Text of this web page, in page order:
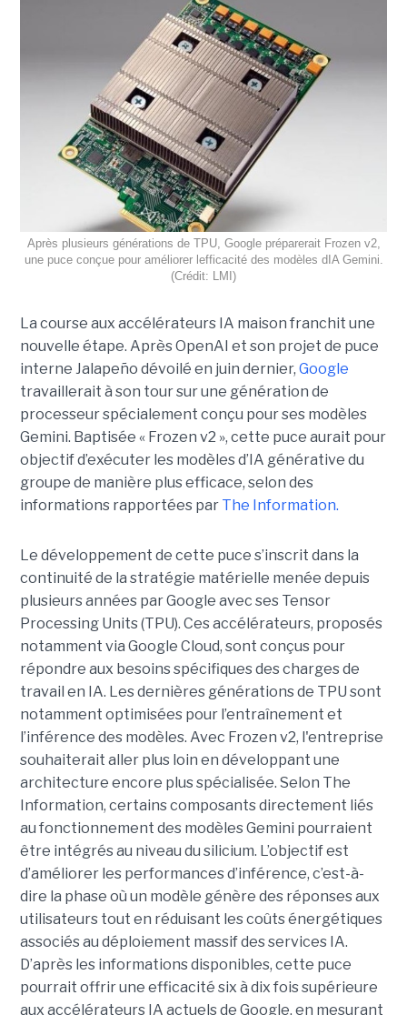
Après plusieurs générations de TPU, Google préparerait Frozen v2,
une puce conçue pour améliorer lefficacité des modèles dIA Gemini.
(Crédit: LMI)
La course aux accélérateurs IA maison franchit une
nouvelle étape. Après OpenAI et son projet de puce
interne Jalapeño dévoilé en juin dernier, Google
travaillerait à son tour sur une génération de
processeur spécialement conçu pour ses modèles
Gemini. Baptisée « Frozen v2 », cette puce aurait pour
objectif d’exécuter les modèles d’IA générative du
groupe de manière plus efficace, selon des
informations rapportées par The Information.
Le développement de cette puce s’inscrit dans la
continuité de la stratégie matérielle menée depuis
plusieurs années par Google avec ses Tensor
Processing Units (TPU). Ces accélérateurs, proposés
notamment via Google Cloud, sont conçus pour
répondre aux besoins spécifiques des charges de
travail en IA. Les dernières générations de TPU sont
notamment optimisées pour l’entraînement et
l’inférence des modèles. Avec Frozen v2, l'entreprise
souhaiterait aller plus loin en développant une
architecture encore plus spécialisée. Selon The
Information, certains composants directement liés
au fonctionnement des modèles Gemini pourraient
être intégrés au niveau du silicium. L’objectif est
d’améliorer les performances d’inférence, c’est-à-
dire la phase où un modèle génère des réponses aux
utilisateurs tout en réduisant les coûts énergétiques
associés au déploiement massif des services IA.
D’après les informations disponibles, cette puce
pourrait offrir une efficacité six à dix fois supérieure
aux accélérateurs IA actuels de Google, en mesurant